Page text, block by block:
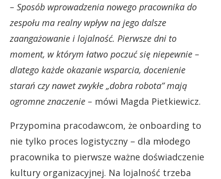
– Sposób wprowadzenia nowego pracownika do
zespołu ma realny wpływ na jego dalsze
zaangażowanie i lojalność. Pierwsze dni to
moment, w którym łatwo poczuć się niepewnie –
dlatego każde okazanie wsparcia, docenienie
starań czy nawet zwykłe „dobra robota” mają
ogromne znaczenie – mówi Magda Pietkiewicz.
Przypomina pracodawcom, że onboarding to
nie tylko proces logistyczny – dla młodego
pracownika to pierwsze ważne doświadczenie
kultury organizacyjnej. Na lojalność trzeba